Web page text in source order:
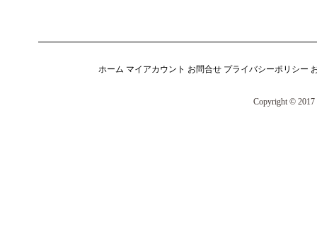
ホーム マイアカウント お問合せ プライバシーポリシー
Copyright © 2017